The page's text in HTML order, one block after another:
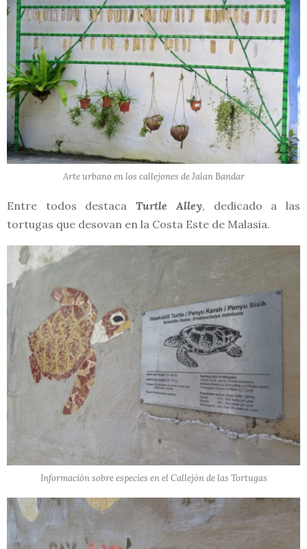
Arte urbano en los callejones de Jalan Bandar
Entre todos destacaTurtle Alley, dedicado a las
tortugas que desovan en la Costa Este de Malasia.
Información sobre especies en el Callejón de las Tortugas